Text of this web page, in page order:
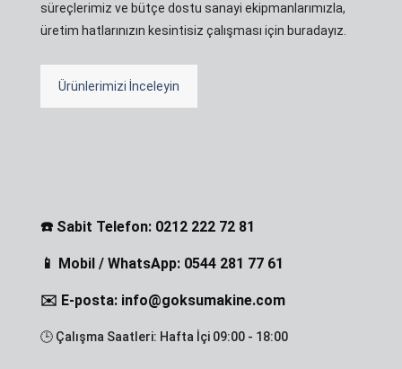
süreçlerimiz ve bütçe dostu sanayi ekipmanlarımızla,
üretim hatlarınızın kesintisiz çalışması için buradayız.
Ürünlerimizi İnceleyin
☎️ Sabit Telefon: 0212 222 72 81
📱 Mobil / WhatsApp: 0544 281 77 61
✉️ E-posta: info@goksumakine.com
🕒 Çalışma Saatleri: Hafta İçi 09:00 - 18:00